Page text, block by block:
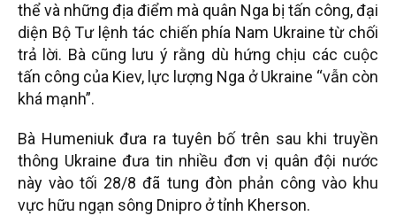
thể và những địa điểm mà quân Nga bị tấn công, đại
diện Bộ Tư lệnh tác chiến phía Nam Ukraine từ chối
trả lời. Bà cũng lưu ý rằng dù hứng chịu các cuộc
tấn công của Kiev, lực lượng Nga ở Ukraine “vẫn còn
khá mạnh”.
Bà Humeniuk đưa ra tuyên bố trên sau khi truyền
thông Ukraine đưa tin nhiều đơn vị quân đội nước
này vào tối 28/8 đã tung đòn phản công vào khu
vực hữu ngạn sông Dnipro ở tỉnh Kherson.